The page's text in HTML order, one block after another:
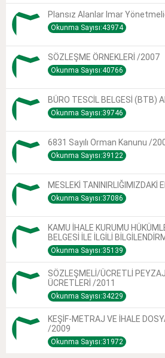
Plansız Alanlar Imar
Okunma Sayısı:43974
SÖZLEŞME ÖRNEKLERİ /2007
Okunma Sayısı:40766
BÜRO TESCİL BELGESİ (BTB)
Okunma Sayısı:39746
6831 Sayılı Orman Kanunu /
Okunma Sayısı:39122
MESLEKİ TANINIRLIĞIMIZDAKİ
Okunma Sayısı:37086
KAMU İHALE KURUMU
BELGESİ İLE İLGİLİ
Okunma Sayısı:35139
SÖZLEŞMELİ/ÜCRETLİ
ÜCRETLERİ /2011
Okunma Sayısı:34229
KEŞİF-METRAJ VE İHALE
/2009
Okunma Sayısı:31972